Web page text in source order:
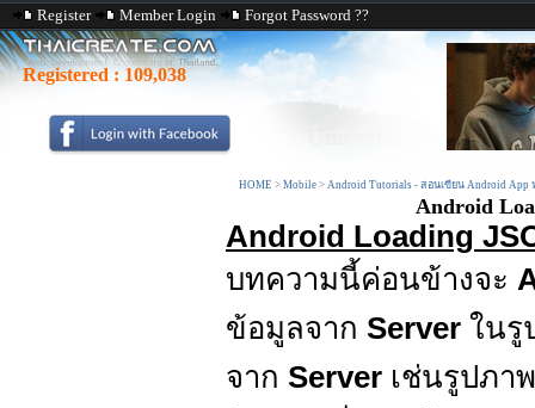
Register Member Login Forgot Password ??
Registered : 109,038
HOME > Mobile > Android Tutorials - สอนเขียน Android App
Android
Android Loading
บทความนี้ค่อนข้างจะ
ข้อมูลจาก Server ในรู
จาก Server เช่นรูปภา